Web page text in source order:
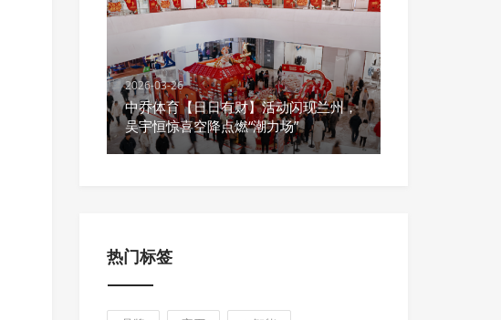
2026-03-26
中乔体育【日日有财】活动闪现兰州，
吴宇恒惊喜空降点燃“潮力场”
热门标签